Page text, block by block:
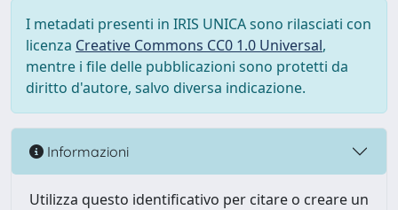
I metadati presenti in IRIS UNICA sono rilasciati con
licenza Creative Commons CC0 1.0 Universal,
mentre i file delle pubblicazioni sono protetti da
diritto d'autore, salvo diversa indicazione.
Informazioni
Utilizza questo identificativo per citare o creare un